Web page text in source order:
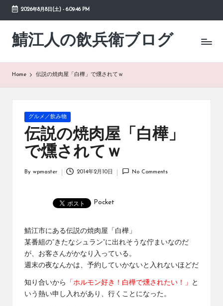
Skip
content
2026年8月8日(土)- 6:09:47 PM
鯖江人の飲兵衛ブログ
日々
の
Home 伝説の焼肉屋「白樺」で燻されてｗ
Posted
in
グルメ／飲み物
伝説の焼肉屋「白樺」
で燻されてｗ
By wpmaster 2014年2月10日 No Comments
Pocket
鯖江市にある伝説の焼肉屋「白樺」
某番組の”きたなシュラン”に出れそうな佇まいなのだ
が、お客さんがかなり入っている。
週末の夜なんかは、予約していかないと入れないほどだ
知り合いから 「ホルモン好き！白樺で燻されたい！」
と
いう熱い申し入れがあり、行くことになった。